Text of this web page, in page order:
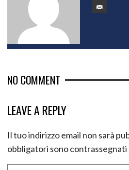
NO COMMENT
LEAVE A REPLY
Il tuo indirizzo email non sarà
obbligatori sono contrassegnati